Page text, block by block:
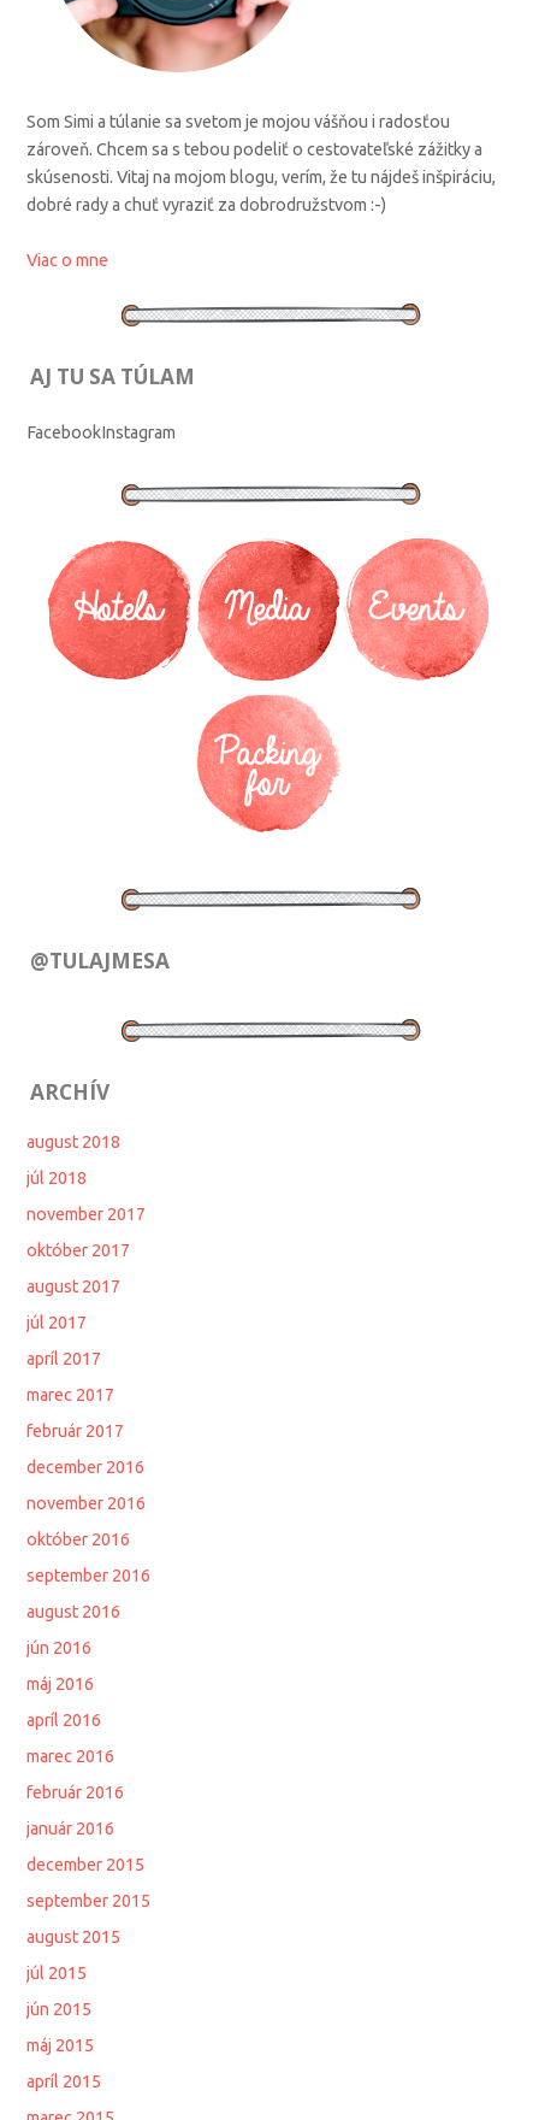
Som Simi a túlanie sa svetom je mojou vášňou i radosťou
zároveň. Chcem sa s tebou podeliť o cestovateľské zážitky a
skúsenosti. Vitaj na mojom blogu, verím, že tu nájdeš inšpiráciu,
dobré rady a chuť vyraziť za dobrodružstvom :-)
Viac o mne
AJ TU SA TÚLAM
FacebookInstagram
@TULAJMESA
ARCHÍV
august 2018
júl 2018
november 2017
október 2017
august 2017
júl 2017
apríl 2017
marec 2017
február 2017
december 2016
november 2016
október 2016
september 2016
august 2016
jún 2016
máj 2016
apríl 2016
marec 2016
február 2016
január 2016
december 2015
september 2015
august 2015
júl 2015
jún 2015
máj 2015
apríl 2015